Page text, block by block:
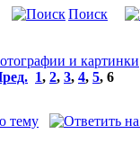
Поиск
и картинки
1, 2, 3, 4, 5, 6